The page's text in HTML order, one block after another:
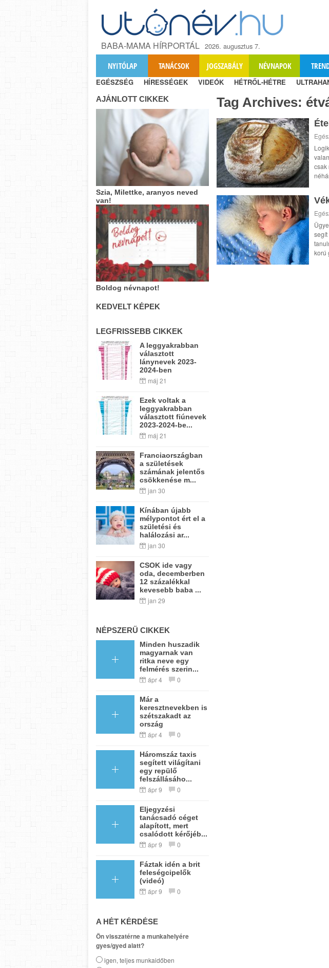
BABA-MAMA HÍRPORTÁL 2026. augusztus 7.
NYITÓLAP TANÁCSOK JOGSZABÁLY NÉVNAPOK
EGÉSZSÉG HÍRESSÉGEK VIDEÓK HÉTRŐL-HÉTRE
Tag Archives:
csak
segít
korú
AJÁNLOTT CIKKEK
Szia, Milettke, aranyos neved
van!
Boldog névnapot!
KEDVELT KÉPEK
LEGFRISSEBB CIKKEK
A leggyakrabban
választott
lánynevek 2023-
2024-ben
máj 21
Ezek voltak a
leggyakrabban
választott fiúnevek
2023-2024-be...
máj 21
Franciaországban
a születések
számának jelentős
csökkenése m...
jan 30
Kínában újabb
mélypontot ért el a
születési és
halálozási ar...
jan 30
CSOK ide vagy
oda, decemberben
12 százalékkal
kevesebb baba ...
jan 29
NÉPSZERŰ CIKKEK
Minden huszadik
magyarnak van
ritka neve egy
felmérés szerin...
ápr 4 0
Már a
keresztnevekben is
szétszakadt az
ország
ápr 4 0
Háromszáz taxis
segített világítani
egy repülő
felszállásáho...
ápr 9 0
Eljegyzési
tanácsadó céget
alapított, mert
csalódott kérőjéb...
ápr 9 0
Fáztak idén a brit
feleségcipelők
(videó)
ápr 9 0
A HÉT KÉRDÉSE
Ön visszatérne a munkahelyére
gyes/gyed alatt?
igen, teljes munkaidőben